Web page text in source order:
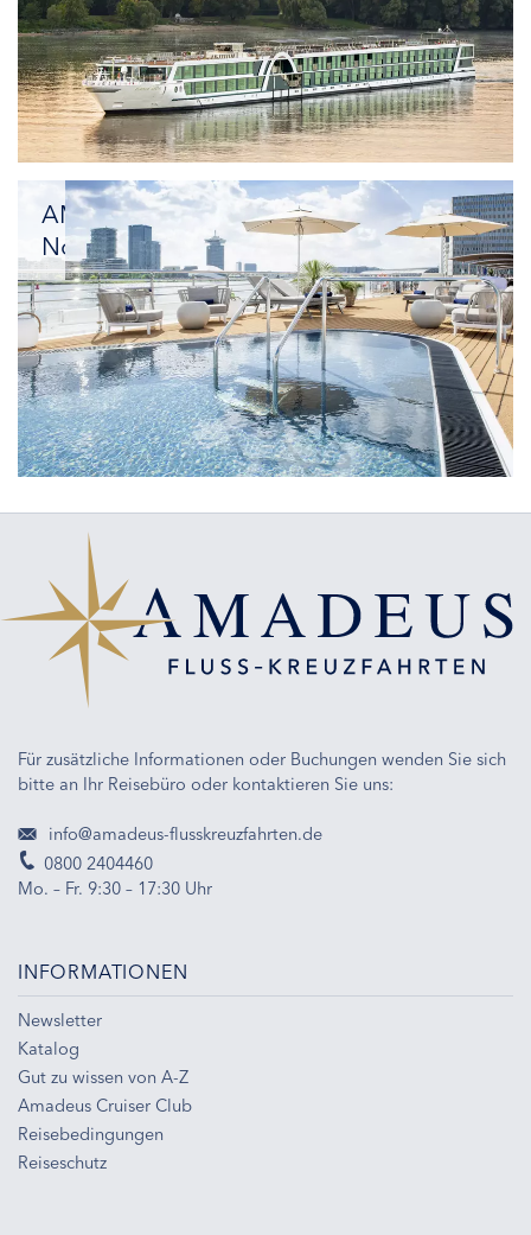
Glanzvolle
Reisemomente
genießen
AMADEUS
Nova
Elektrisierende
Aussichten:
Die
nächste
Generation
des
Für zusätzliche Informationen oder Buchungen wenden Sie sich
bitte an Ihr Reisebüro oder kontaktieren Sie uns:
info@amadeus-flusskreuzfahrten.de
0800 2404460
Mo. – Fr. 9:30 – 17:30 Uhr
INFORMATIONEN
Newsletter
Katalog
Gut zu wissen von A-Z
Amadeus Cruiser Club
Reisebedingungen
Reiseschutz